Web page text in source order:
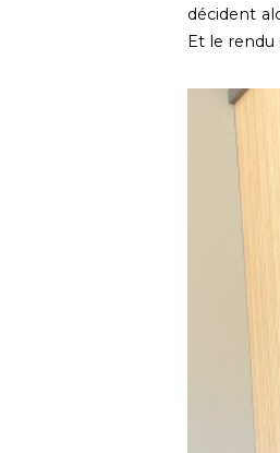
décident
Et le